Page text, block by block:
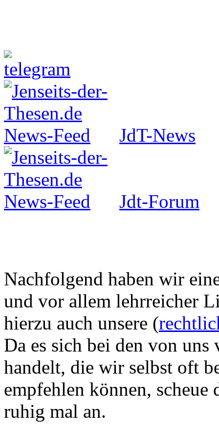
JdT-News
Jdt-Forum
Nachfolgend haben wir
und vor allem lehrreicher
hierzu auch unsere (
Da es sich bei den von
handelt, die wir selbst oft
empfehlen können,
ruhig mal an.